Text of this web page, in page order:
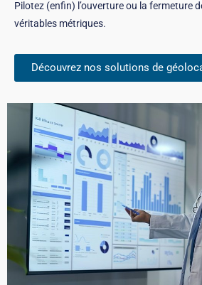
Pilotez (enfin) l’ouverture ou la fermeture
véritables métriques.
Découvrez nos solutions de